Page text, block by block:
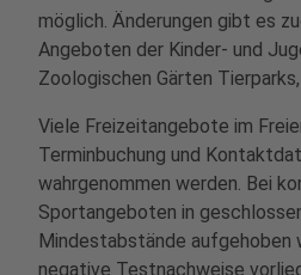
möglich. Änderungen gibt es
Angeboten der Kinder- und
Zoologischen Gärten
Viele Freizeitangebote im
Terminbuchung und
wahrgenommen werden. Bei
Sportangeboten in
Mindestabstände aufgehoben
negative Testnachweise